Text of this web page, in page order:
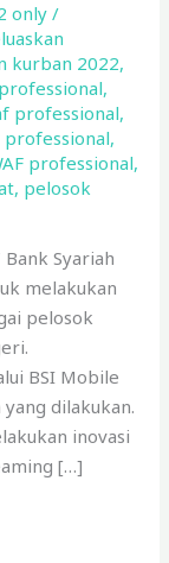
only/
kurban 2022,
,
professional,
professional,
professional,
, pelosok
Syariah
melakukan
pelosok
BSI Mobile
dilakukan.
inovasi
[…]